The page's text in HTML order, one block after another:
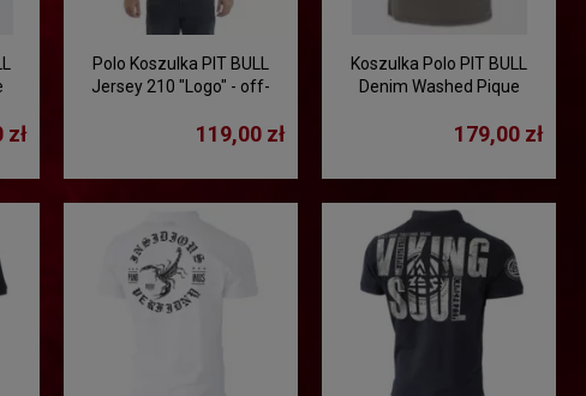
zł
Polo Koszulka PIT BULL
Jersey 210 "Logo" - off-
119,00 zł
Koszulka Polo PIT BULL
Denim Washed Pique
brąz179,00 zł